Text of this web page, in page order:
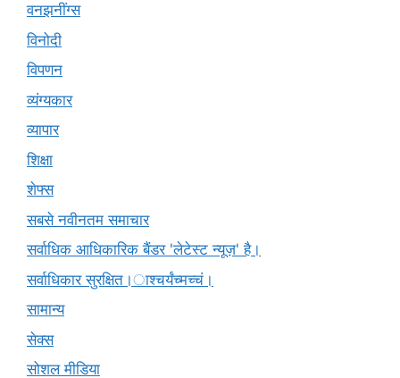
वनझनींग्स
विनोदी
विपणन
व्यंग्यकार
व्यापार
शिक्षा
शेफ्स
सबसे नवीनतम समाचार
सर्वाधिक आधिकारिक बैंडर 'लेटेस्ट न्यूज़' है।
सर्वाधिकार सुरक्षित।ाश्चर्यंच्मच्चं।
सामान्य
सेक्स
सोशल मीडिया